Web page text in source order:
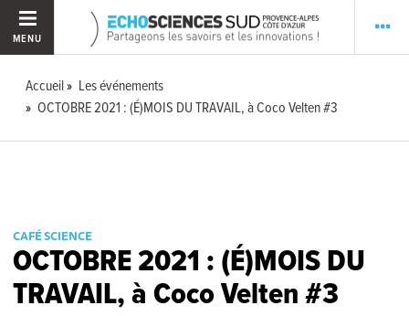
MENU
Accueil
Les événements
OCTOBRE 2021 : (É)MOIS DU TRAVAIL, à Coco Velten #3
CAFÉ SCIENCE
OCTOBRE 2021 : (É)MOIS DU
TRAVAIL, à Coco Velten #3